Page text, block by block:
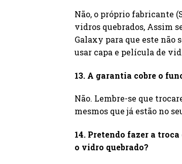
Não, o próprio fabricante
vidros quebrados, Assim
Galaxy para que este não
usar capa e película de
13. A garantia cobre o
Não. Lembre-se que
mesmos que já estão no
14. Pretendo fazer a
o vidro quebrado?